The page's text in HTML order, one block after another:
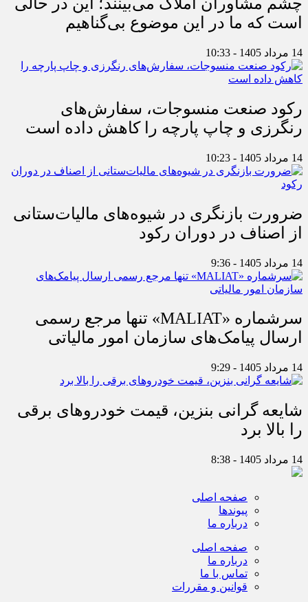
است که ما در این موضوع بی‌گناهیم
14 مرداد 1405 - 10:33
رکود صنعت منسوجات، سفارش‌های
رنگرزی و چاپ پارچه را کاهش داده است
14 مرداد 1405 - 10:23
ضرورت بازنگری در شیوه‌های مالیات‌ستانی
از اصناف در دوران رکود
14 مرداد 1405 - 9:36
سرشماره «MALIAT» تنها مرجع رسمی
ارسال پیامک‌های سازمان امور مالیاتی
14 مرداد 1405 - 9:29
شایعه گرانی بنزین، قیمت خودروهای برقی
را بالا برد
14 مرداد 1405 - 8:38
صفحه اصلی
پیوندها
درباره ما
صفحه اصلی
درباره ما
تماس با ما
قوانین و مقررات